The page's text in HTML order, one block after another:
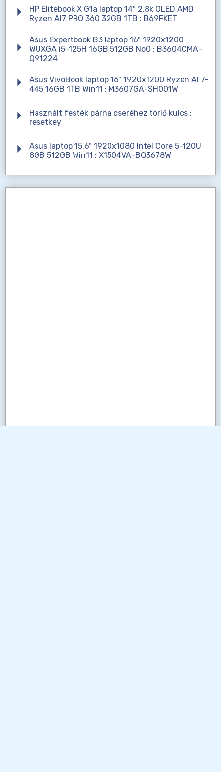
HP Elitebook X G1a laptop 14" 2.8k OLED AMD
Ryzen AI7 PRO 360 32GB 1TB : B69FKET
Asus Expertbook B3 laptop 16" 1920x1200
WUXGA i5-125H 16GB 512GB NoO : B3604CMA-
Q91224
Asus VivoBook laptop 16" 1920x1200 Ryzen AI 7-
445 16GB 1TB Win11 : M3607GA-SH001W
Használt festék párna cseréhez törlő kulcs :
resetkey
Asus laptop 15.6" 1920x1080 Intel Core 5-120U
8GB 512GB Win11 : X1504VA-BQ3678W